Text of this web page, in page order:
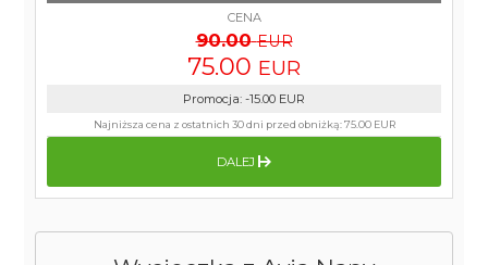
CENA
90.00 EUR
75.00 EUR
Promocja: -15.00 EUR
Najniższa cena z ostatnich 30 dni przed obniżką:75.00 EUR
DALEJ